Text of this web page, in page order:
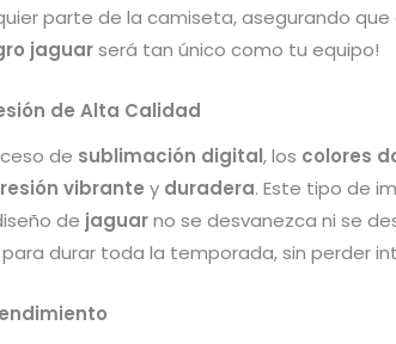
parte de la camiseta, asegurando
jaguarserá tan único como tu equipo!
de Alta Calidad
de sublimación digital, los colores
vibrante y duradera. Este tipo de
de jaguarno se desvanezca ni se
durar toda la temporada, sin perder